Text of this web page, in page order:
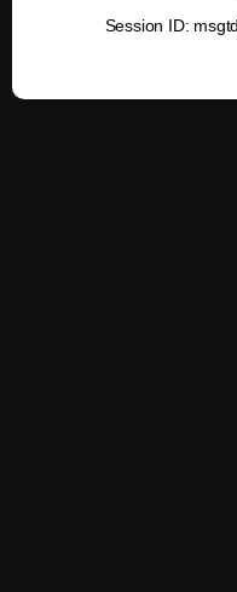
Session ID: